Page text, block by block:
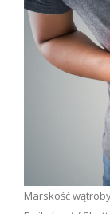
Marskość